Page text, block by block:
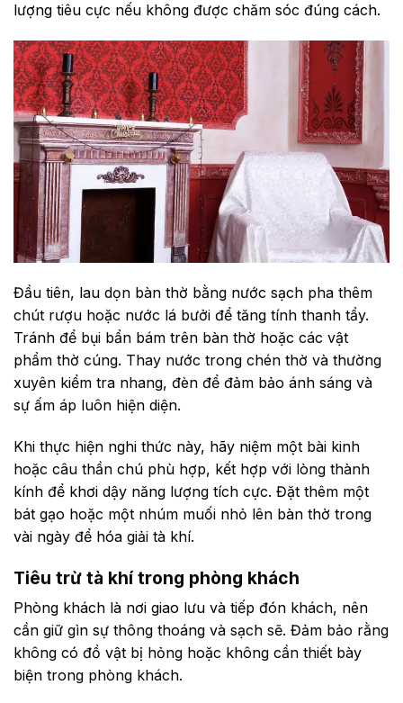
lượng tiêu cực nếu không được chăm sóc đúng cách.
Đầu tiên, lau dọn bàn thờ bằng nước sạch pha thêm
chút rượu hoặc nước lá bưởi để tăng tính thanh tẩy.
Tránh để bụi bẩn bám trên bàn thờ hoặc các vật
phẩm thờ cúng. Thay nước trong chén thờ và thường
xuyên kiểm tra nhang, đèn để đảm bảo ánh sáng và
sự ấm áp luôn hiện diện.
Khi thực hiện nghi thức này, hãy niệm một bài kinh
hoặc câu thần chú phù hợp, kết hợp với lòng thành
kính để khơi dậy năng lượng tích cực. Đặt thêm một
bát gạo hoặc một nhúm muối nhỏ lên bàn thờ trong
vài ngày để hóa giải tà khí.
Tiêu trừ tà khí trong phòng khách
Phòng khách là nơi giao lưu và tiếp đón khách, nên
cần giữ gìn sự thông thoáng và sạch sẽ. Đảm bảo rằng
không có đồ vật bị hỏng hoặc không cần thiết bày
biện trong phòng khách.